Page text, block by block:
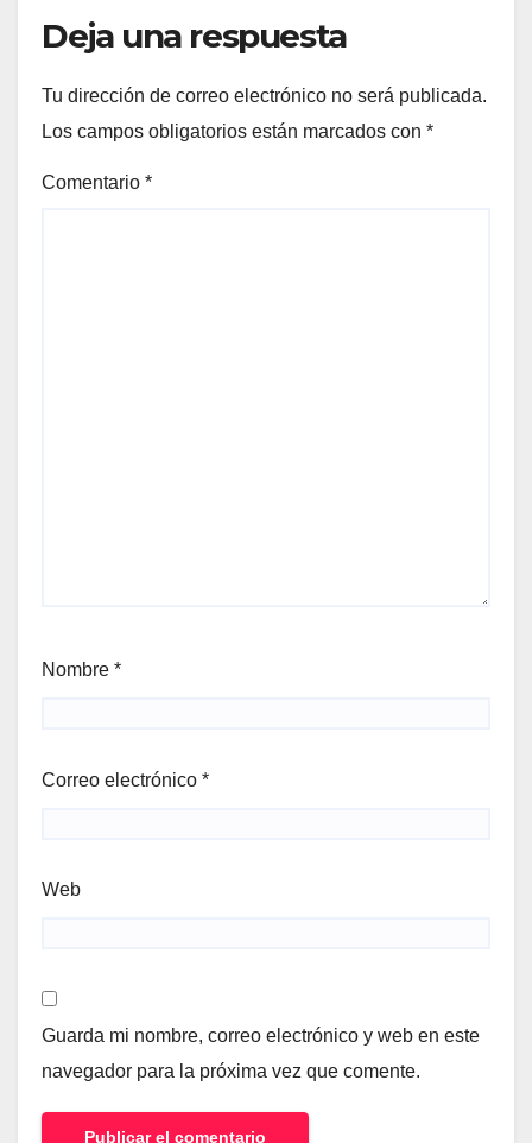
Deja una respuesta
Tu dirección de correo electrónico no será publicada.
Los campos obligatorios están marcados con *
Comentario *
Nombre *
Correo electrónico *
Web
Guarda mi nombre, correo electrónico y web en este
navegador para la próxima vez que comente.